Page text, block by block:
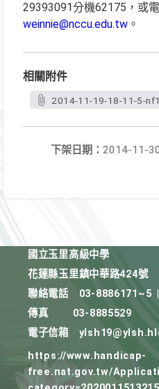
29393091分機62175，或
weinnie@nccu.edu.tw 。
相關附件
2014-11-19-18-11-5-
下架日期： 2014-11-30
國立玉里高級中學
花蓮縣玉里鎮中華路424號
聯絡電話
03-8886171~5
傳真
03-8885529
電子信箱
https://www.handicap-
free.nat.gov.tw/